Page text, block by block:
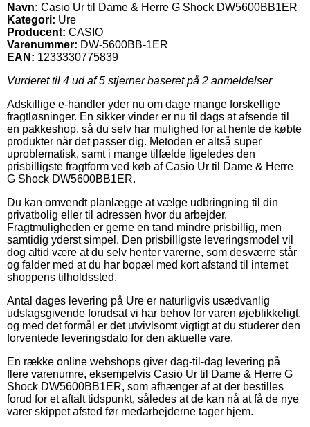
Navn: Casio Ur til Dame & Herre G Shock DW5600BB1ER
Kategori: Ure
Producent: CASIO
Varenummer: DW-5600BB-1ER
EAN: 1233330775839
Vurderet til 4 ud af 5 stjerner baseret på 2 anmeldelser
Adskillige e-handler yder nu om dage mange forskellige
fragtløsninger. En sikker vinder er nu til dags at afsende til
en pakkeshop, så du selv har mulighed for at hente de købte
produkter når det passer dig. Metoden er altså super
uproblematisk, samt i mange tilfælde ligeledes den
prisbilligste fragtform ved køb af Casio Ur til Dame & Herre
G Shock DW5600BB1ER.
Du kan omvendt planlægge at vælge udbringning til din
privatbolig eller til adressen hvor du arbejder.
Fragtmuligheden er gerne en tand mindre prisbillig, men
samtidig yderst simpel. Den prisbilligste leveringsmodel vil
dog altid være at du selv henter varerne, som desværre står
og falder med at du har bopæl med kort afstand til internet
shoppens tilholdssted.
Antal dages levering på Ure er naturligvis usædvanlig
udslagsgivende forudsat vi har behov for varen øjeblikkeligt,
og med det formål er det utvivlsomt vigtigt at du studerer den
forventede leveringsdato for den aktuelle vare.
En række online webshops giver dag-til-dag levering på
flere varenumre, eksempelvis Casio Ur til Dame & Herre G
Shock DW5600BB1ER, som afhænger af at der bestilles
forud for et aftalt tidspunkt, således at de kan nå at få de nye
varer skippet afsted før medarbejderne tager hjem.